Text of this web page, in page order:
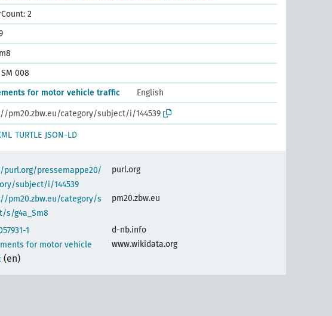
2
008
for motor vehicle traffic
English
pm20.zbw.eu/category/subject/i/144539
TURTLE JSON-LD
pressemappe20/
subject/i/144539
purl.org
pm20.zbw.eu/category/s
s/g4a_Sm8
pm20.zbw.eu
1
d-nb.info
for motor vehicle
(en)
www.wikidata.org